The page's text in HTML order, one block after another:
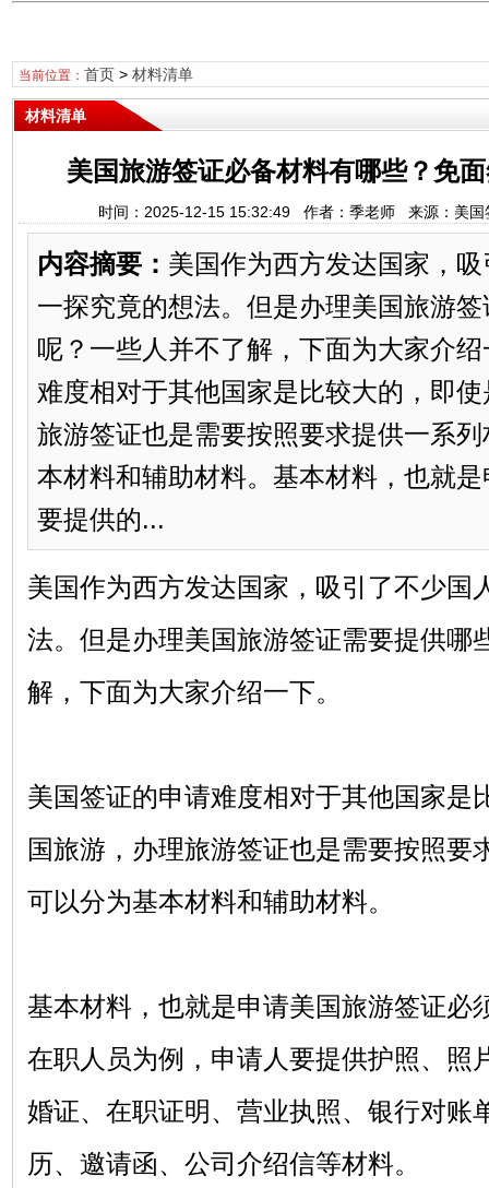
当前位置： 首页> 材料清单
材料清单
美国旅游签证必备材料有哪些？免
时间：2025-12-15 15:32:49 作者：季老师 来源：美
内容摘要： 美国作为西方发达国家，
一探究竟的想法。但是办理美国旅游
呢？一些人并不了解，下面为大家介
难度相对于其他国家是比较大的，即
旅游签证也是需要按照要求提供一系
本材料和辅助材料。基本材料，也就
要提供的...
美国作为西方发达国家，吸引了不少国
法。但是办理美国旅游签证需要提供哪
解，下面为大家介绍一下。
美国签证的申请难度相对于其他国家是
国旅游，办理旅游签证也是需要按照要
可以分为基本材料和辅助材料。
基本材料，也就是申请美国旅游签证必
在职人员为例，申请人要提供护照、照
婚证、在职证明、营业执照、银行对账
历、邀请函、公司介绍信等材料。